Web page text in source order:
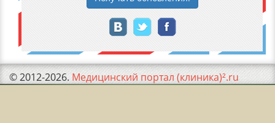
© 2012-2026. Медицинский портал (клиника)².ru